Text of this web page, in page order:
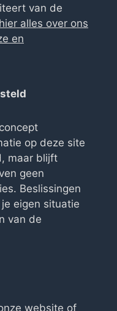
van de
hier alles over ons
en
op deze site
maar blijft
geen
Beslissingen
eigen situatie
van de
website of